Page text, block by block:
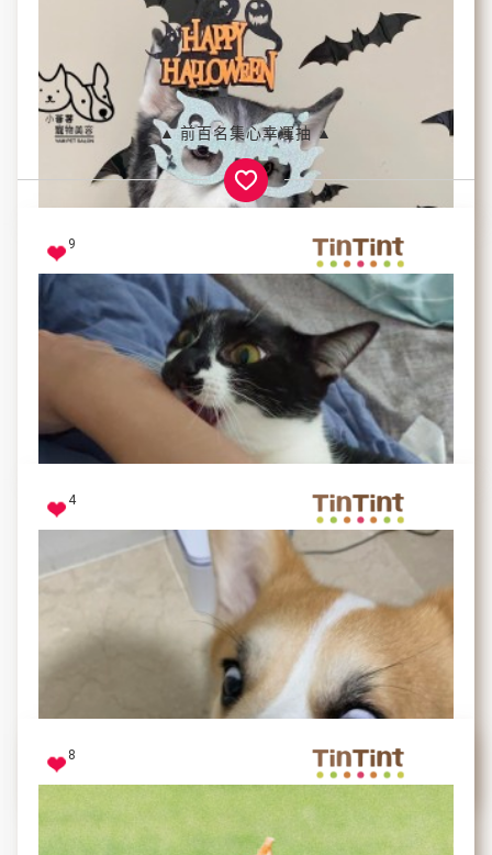
最喜歡趴在桌子下面
偷偷伸出他的手
想要跟我們玩
看著他開心的樣子
喜感哈士Boki
▲ 前百名集心幸運抽 ▲
9
偶喜歡咬麻麻的手收 看到麻麻滿手牙印 我超愛！
雞Miu
4
8